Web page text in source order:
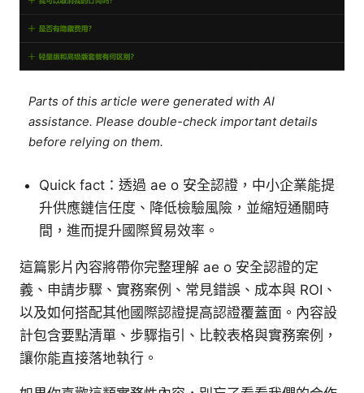
Parts of this article were generated with AI
assistance. Please double-check important details
before relying on them.
Quick fact：透過 ae o 安全認證，中小企業能提
升供應鏈信任度、降低檢驗風險，並縮短通關時
間，進而提升國際貿易效率。
這篇影片內容將帶你完整理解 ae o 安全認證的定
義、申請步驟、實務案例、常見錯誤、成本與 ROI、
以及如何搭配其他國際認證提高認證覆蓋面。內容設
計包含要點清單、步驟指引、比較表格與實務案例，
讓你能直接落地執行。